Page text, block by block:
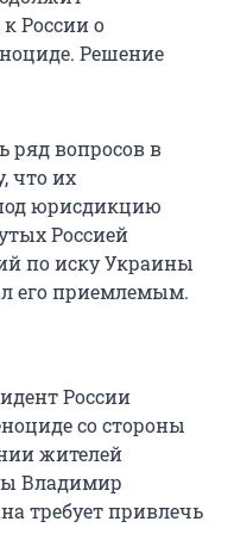
России о
Решение
ряд вопросов в
что их
юрисдикцию
Россией
по иску Украины
его приемлемым.
России
со стороны
жителей
Владимир
требует привлечь